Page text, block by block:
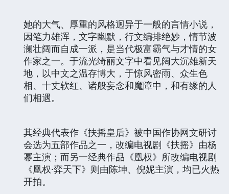
她的大气、厚重的风格迥异于一般的言情小说，
因笔力雄浑，文字幽默，行文编排绝妙，情节波
澜壮阔而自成一派，是当代极富霸气与才情的女
作家之一。 于流光绮丽文字中看见阔大沉雄新天
地，以中文之温存博大，于惊风密雨、众生色
相、十丈软红、诸般妄念和魔障中，和有缘的人
们相遇。
其经典代表作《扶摇皇后》被中国作协网文研讨
会选为五部作品之一，改编电视剧《扶摇》由杨
幂主演；而另一经典作品《凰权》所改编电视剧
《凰权·弈天下》则由陈坤、倪妮主演，均已火热
开拍。